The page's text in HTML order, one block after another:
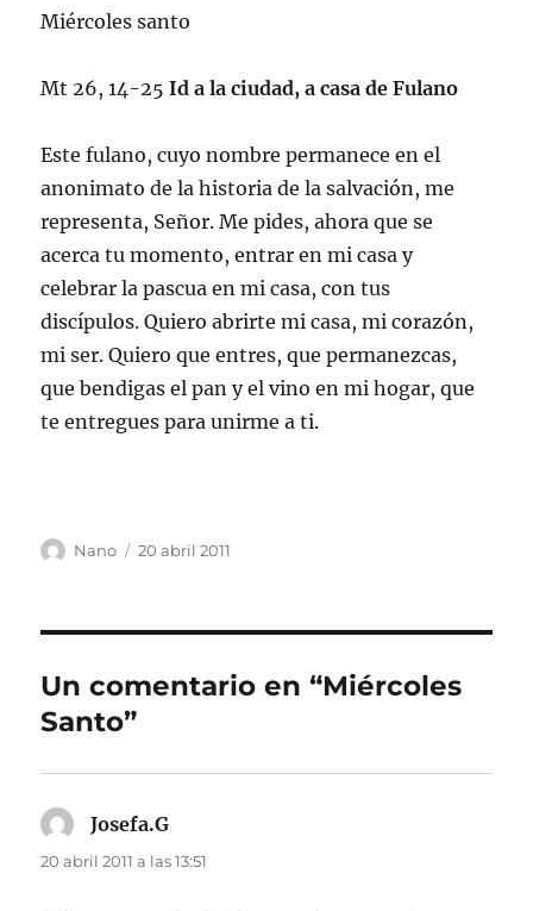
Miércoles santo
Mt 26, 14-25Id a la ciudad, a casa de Fulano
Este fulano, cuyo nombre permanece en el
anonimato de la historia de la salvación, me
representa, Señor. Me pides, ahora que se
acerca tu momento, entrar en mi casa y
celebrar la pascua en mi casa, con tus
discípulos. Quiero abrirte mi casa, mi corazón,
mi ser. Quiero que entres, que permanezcas,
que bendigas el pan y el vino en mi hogar, que
te entregues para unirme a ti.
Autor
Nano
Publicado
20 abril 2011
Un comentario en “Miércoles
Santo”
Josefa.G
20 abril 2011 a las 13:51